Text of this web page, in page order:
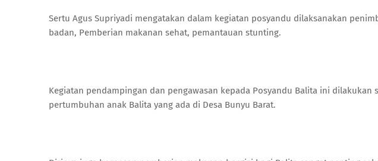
Sertu Agus Supriyadi mengatakan dalam kegiatan posyandu dilaksanakan
badan, Pemberian makanan sehat, pemantauan stunting.
Kegiatan pendampingan dan pengawasan kepada Posyandu Balita ini
pertumbuhan anak Balita yang ada di Desa Bunyu Barat.